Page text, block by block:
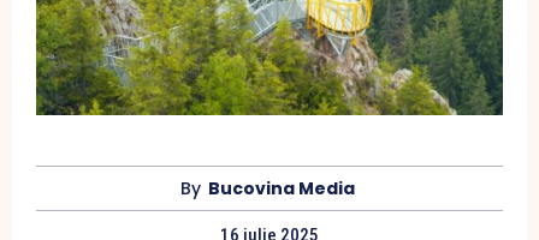
By Bucovina Media
16 iulie 2025